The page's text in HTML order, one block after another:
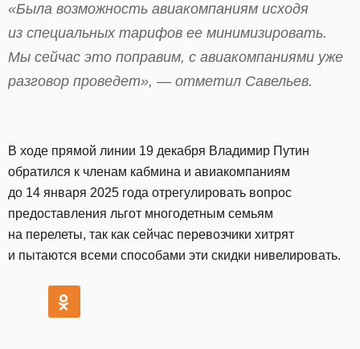
«Была возможность авиакомпаниям исходя
из специальных тарифов ее минимизировать.
Мы сейчас это поправим, с авиакомпаниями уже
разговор проведет», — отметил Савельев.
В ходе прямой линии 19 декабря Владимир Путин
обратился к членам кабмина и авиакомпаниям
до 14 января 2025 года отрегулировать вопрос
предоставления льгот многодетным семьям
на перелеты, так как сейчас перевозчики хитрят
и пытаются всеми способами эти скидки нивелировать.